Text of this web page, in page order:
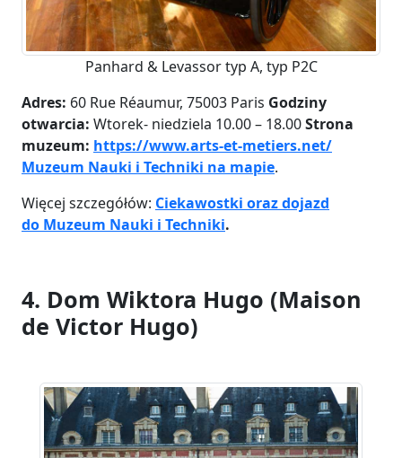
Panhard & Levassor typ A, typ P2C
Adres: 60 Rue Réaumur, 75003 Paris Godziny
otwarcia: Wtorek- niedziela 10.00 – 18.00Strona
muzeum: https://www.arts-et-metiers.net/
Muzeum Nauki i Techniki na mapie.
Więcej szczegółów: Ciekawostki oraz dojazd
do Muzeum Nauki i Techniki.
4. Dom Wiktora Hugo (Maison
de Victor Hugo)